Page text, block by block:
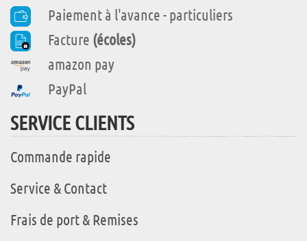
Paiement à l'avance - particuliers
Facture (écoles)
amazon pay
PayPal
SERVICE CLIENTS
Commande rapide
Service & Contact
Frais de port & Remises